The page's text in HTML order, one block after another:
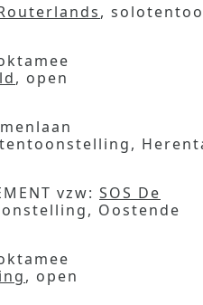
,
, open
vzw: SOS De
Oostende
, open